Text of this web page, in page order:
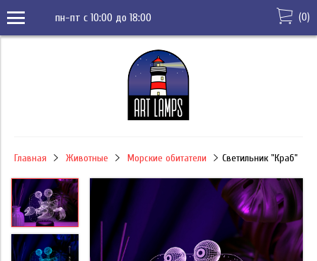
пн-пт с 10:00 до 18:00 (0)
Главная Животные Морские обитатели Светильник "Краб"